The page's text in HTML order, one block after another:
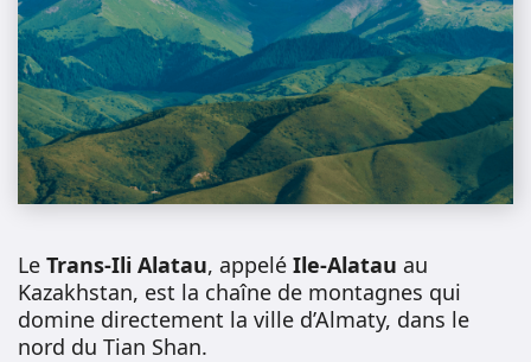
Le Trans-Ili Alatau, appelé Ile-Alatau au
Kazakhstan, est la chaîne de montagnes qui
domine directement la ville d’Almaty, dans le
nord du Tian Shan.